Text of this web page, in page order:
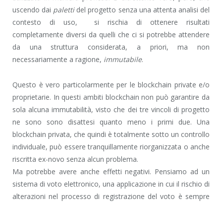
uscendo dai palettidel progetto senza una attenta analisi del
contesto di uso, si rischia di ottenere risultati
completamente diversi da quelli che ci si potrebbe attendere
da una struttura considerata, a priori, ma non
necessariamente a ragione, immutabile.
Questo è vero particolarmente per le blockchain private e/o
proprietarie. In questi ambiti blockchain non può garantire da
sola alcuna immutabilità, visto che dei tre vincoli di progetto
ne sono sono disattesi quanto meno i primi due. Una
blockchain privata, che quindi è totalmente sotto un controllo
individuale, può essere tranquillamente riorganizzata o anche
riscritta ex-novo senza alcun problema.
Ma potrebbe avere anche effetti negativi. Pensiamo ad un
sistema di voto elettronico, una applicazione in cui il rischio di
alterazioni nel processo di registrazione del voto è sempre